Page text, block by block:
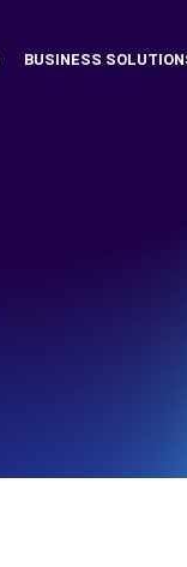
BUSINESS